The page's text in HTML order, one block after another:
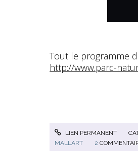
Tout le programme
http://www.parc-
LIEN PERMANENT
MALLART
2